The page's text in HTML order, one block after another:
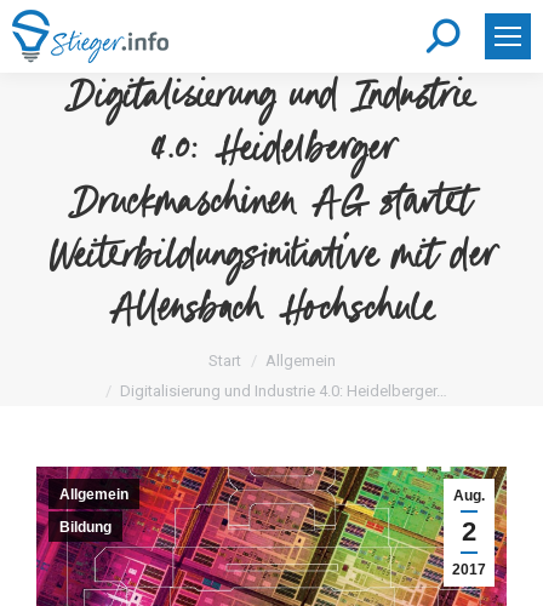
Search:
Digitalisierung und Industrie
4.0: Heidelberger
Druckmaschinen AG startet
Weiterbildungsinitiative mit der
Allensbach Hochschule
Sie befinden sich hier:Start
Allgemein
Digitalisierung und Industrie 4.0: Heidelberger…
Aug.
2
2017
Allgemein
Bildung